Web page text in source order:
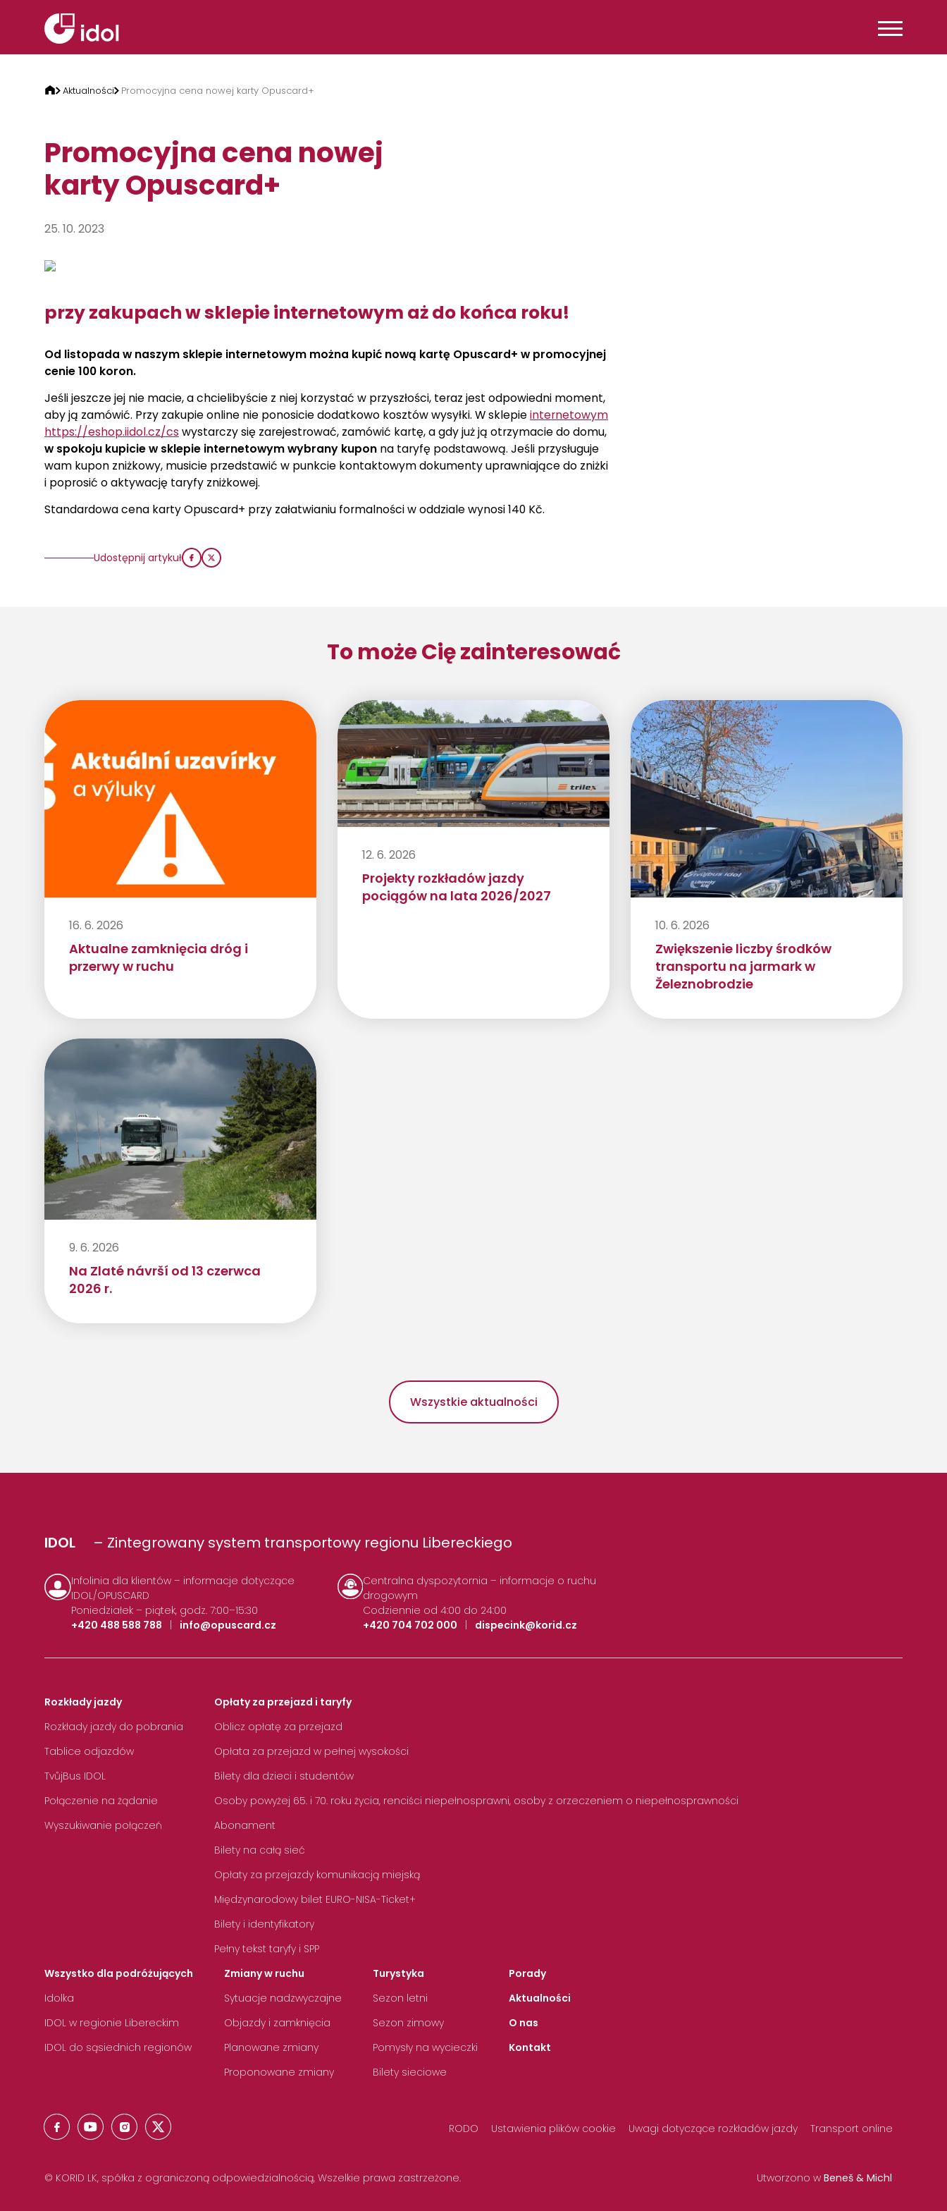
Aktualności Promocyjna cena nowej karty Opuscard+
Promocyjna cena nowej
karty Opuscard+
25. 10. 2023
przy zakupach w sklepie internetowym aż do końca roku!
Od listopada w naszym sklepie internetowym można kupić nową kartę Opuscard+ w promocyjnej
cenie 100 koron.
Jeśli jeszcze jej nie macie, a chcielibyście z niej korzystać w przyszłości, teraz jest odpowiedni moment,
aby ją zamówić. Przy zakupie online nie ponosicie dodatkowo kosztów wysyłki. W sklepieinternetowym
https://eshop.iidol.cz/cswystarczy się zarejestrować, zamówić kartę, a gdy już ją otrzymacie do domu,
w spokoju kupicie w sklepie internetowym wybrany kupon na taryfę podstawową. Jeśli przysługuje
wam kupon zniżkowy, musicie przedstawić w punkcie kontaktowym dokumenty uprawniające do zniżki
i poprosić o aktywację taryfy zniżkowej.
Standardowa cena karty Opuscard+ przy załatwianiu formalności w oddziale wynosi 140 Kč.
Udostępnij artykuł
To może Cię zainteresować
16. 6. 2026
Aktualne zamknięcia dróg i
przerwy w ruchu
12. 6. 2026
Projekty rozkładów jazdy
pociągów na lata 2026/2027
10. 6. 2026
Zwiększenie liczby środków
transportu na jarmark w
Železnobrodzie
9. 6. 2026
Na Zlaté návrší od 13 czerwca
2026 r.
Wszystkie aktualności
IDOL – Zintegrowany system transportowy regionu Libereckiego
Infolinia dla klientów – informacje dotyczące
IDOL/OPUSCARD
Poniedziałek – piątek, godz. 7:00–15:30
+420 488 588 788
| info@opuscard.cz
Centralna dyspozytornia – informacje o ruchu
drogowym
Codziennie od 4:00 do 24:00
+420 704 702 000
| dispecink@korid.cz
Rozkłady jazdy
Rozkłady jazdy do pobrania
Tablice odjazdów
TvůjBus IDOL
Połączenie na żądanie
Wyszukiwanie połączeń
Opłaty za przejazd i taryfy
Oblicz opłatę za przejazd
Opłata za przejazd w pełnej wysokości
Bilety dla dzieci i studentów
Osoby powyżej 65. i 70. roku życia, renciści niepełnosprawni, osoby z orzeczeniem o niepełnosprawności
Abonament
Bilety na całą sieć
Opłaty za przejazdy komunikacją miejską
Międzynarodowy bilet EURO-NISA-Ticket+
Bilety i identyfikatory
Pełny tekst taryfy i SPP
Wszystko dla podróżujących
Idolka
IDOL w regionie Libereckim
IDOL do sąsiednich regionów
Zmiany w ruchu
Sytuacje nadzwyczajne
Objazdy i zamknięcia
Planowane zmiany
Proponowane zmiany
Turystyka
Sezon letni
Sezon zimowy
Pomysły na wycieczki
Bilety sieciowe
Porady
Aktualności
O nas
Kontakt
RODO Ustawienia plików cookie Uwagi dotyczące rozkładów jazdy Transport online
© KORID LK, spółka z ograniczoną odpowiedzialnością, Wszelkie prawa zastrzeżone. Utworzono w Beneš & Michl